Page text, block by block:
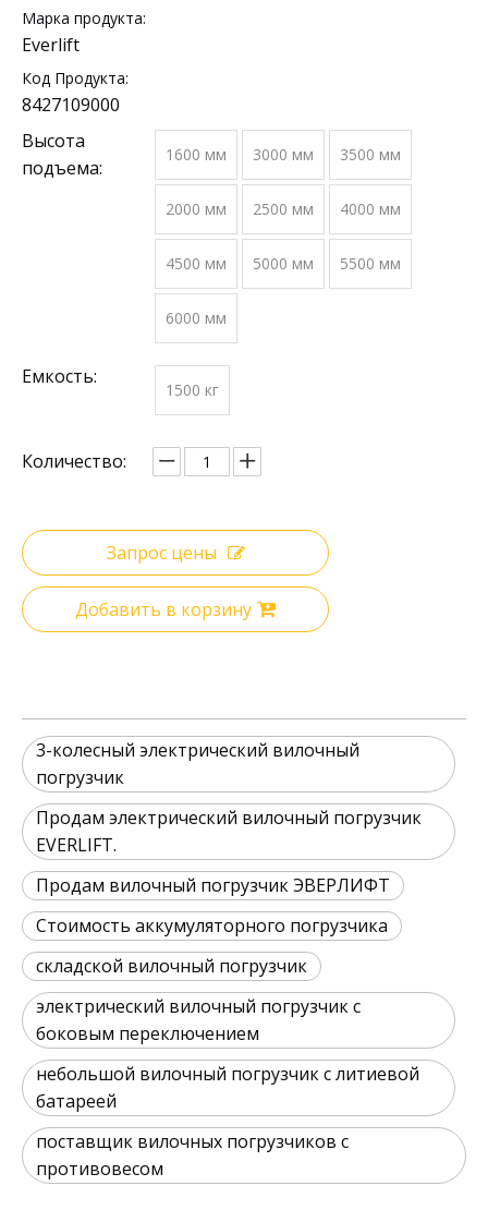
Марка продукта:
Everlift
Код Продукта:
8427109000
Высота
подъема:
1600 мм 3000 мм 3500 мм
2000 мм 2500 мм 4000 мм
4500 мм 5000 мм 5500 мм
6000 мм
Емкость:
1500 кг
Количество:
Запрос цены
Добавить в корзину
3-колесный электрический вилочный
погрузчик
Продам электрический вилочный погрузчик
EVERLIFT.
Продам вилочный погрузчик ЭВЕРЛИФТ
Стоимость аккумуляторного погрузчика
складской вилочный погрузчик
электрический вилочный погрузчик с
боковым переключением
небольшой вилочный погрузчик с литиевой
батареей
поставщик вилочных погрузчиков с
противовесом